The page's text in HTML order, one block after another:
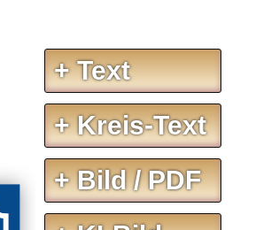
+ Text
+ Kreis-Text
+ Bild / PDF